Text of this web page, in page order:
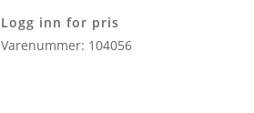
Logg inn for pris
Varenummer: 104056